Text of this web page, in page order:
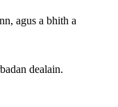
agus a bhith a
dealain.